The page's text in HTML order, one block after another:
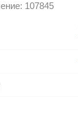
107845